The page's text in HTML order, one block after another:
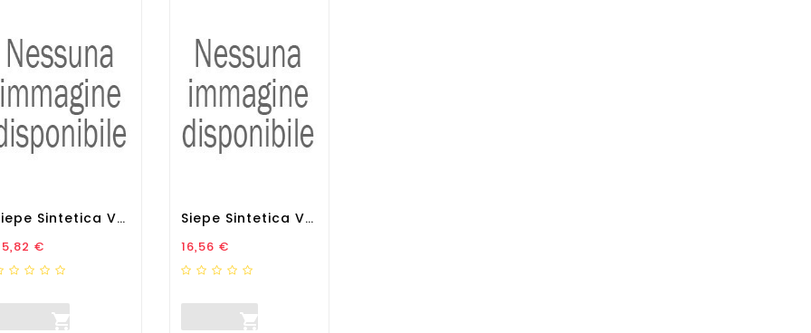
Siepe Sintetica Verdecor...
€

Siepe Sintetica Verdecor...
Prezzo
16,56 €
